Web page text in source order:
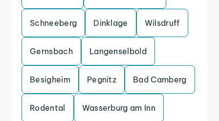
Schneeberg Dinklage Wilsdruff
Gernsbach Langenselbold
Besigheim Pegnitz Bad Camberg
Rodental Wasserburg am Inn